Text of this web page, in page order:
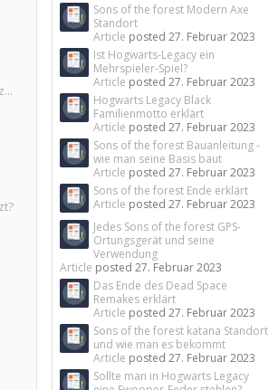
Sons of the forest Modern Axe
Standort
Article posted27. Februar 2023
Ist Hogwarts-Legacy ein
Mehrspieler-Spiel?
Article posted27. Februar 2023
Hogwarts Legacy Black
Familienmotto erklärt
Article posted27. Februar 2023
Sons of the forest Bauanleitung -
wie man seine Basis baut
Article posted27. Februar 2023
Sons of the forest Ende erklärt
Article posted27. Februar 2023
Jedes Sons of the forest GPS-
Ortungsgerät und seine
Verwendung
Article posted27. Februar 2023
Das Ende des Dead Space
Remakes erklärt
Article posted27. Februar 2023
Sons of the forest katana Standort
und wie man es bekommt
Article posted27. Februar 2023
Sollte man in Hogwarts Legacy